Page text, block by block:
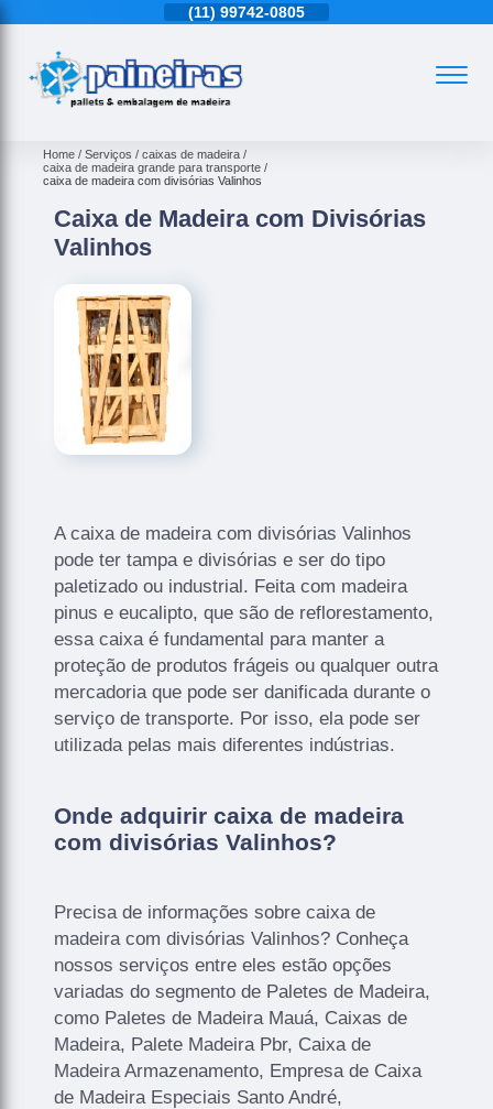
(11) 99742-0805
Home Serviços
caixas de madeira
caixa de madeira grande para transporte
caixa de madeira com divisórias Valinhos
Caixa de Madeira com Divisórias
Valinhos
A caixa de madeira com divisórias Valinhos
pode ter tampa e divisórias e ser do tipo
paletizado ou industrial. Feita com madeira
pinus e eucalipto, que são de reflorestamento,
essa caixa é fundamental para manter a
proteção de produtos frágeis ou qualquer outra
mercadoria que pode ser danificada durante o
serviço de transporte. Por isso, ela pode ser
utilizada pelas mais diferentes indústrias.
Onde adquirir caixa de madeira
com divisórias Valinhos?
Precisa de informações sobre caixa de
madeira com divisórias Valinhos? Conheça
nossos serviços entre eles estão opções
variadas do segmento de Paletes de Madeira,
como Paletes de Madeira Mauá, Caixas de
Madeira, Palete Madeira Pbr, Caixa de
Madeira Armazenamento, Empresa de Caixa
de Madeira Especiais Santo André,